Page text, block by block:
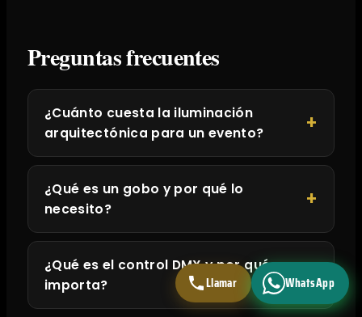
Preguntas frecuentes
¿Cuánto cuesta la iluminación
arquitectónica para un evento?
¿Qué es un gobo y por qué lo
necesito?
¿Qué es el control DMX y por qué
importa?
Llamar WhatsApp